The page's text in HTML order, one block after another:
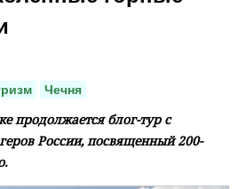
Чечня
продолжается блог-тур с
России, посвященный 200-